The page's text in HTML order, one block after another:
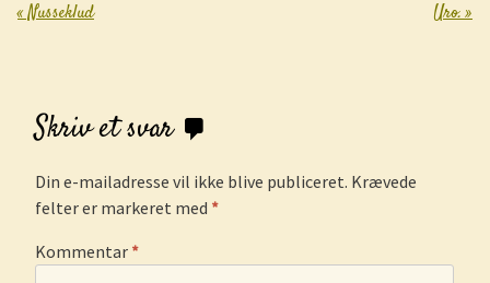
Post navigation
«Nusseklud Uro.»
Skriv et svar
Din e-mailadresse vil ikke blive publiceret. Krævede
felter er markeret med *
Kommentar *